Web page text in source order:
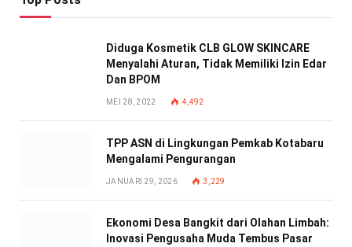
Diduga Kosmetik CLB GLOW SKINCARE
Menyalahi Aturan, Tidak Memiliki Izin Edar
Dan BPOM
MEI 28, 2022 4,492
TPP ASN di Lingkungan Pemkab Kotabaru
Mengalami Pengurangan
JANUARI 29, 2026 3,229
Ekonomi Desa Bangkit dari Olahan Limbah:
Inovasi Pengusaha Muda Tembus Pasar